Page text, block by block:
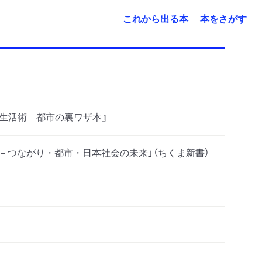
これから出る本 本をさがす
活術 都市の裏ワザ本』
ながり・都市・日本社会の未来」（ちくま新書）